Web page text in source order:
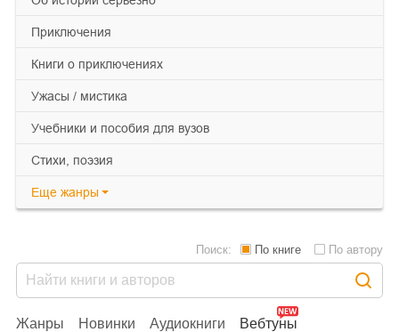
приключения
книги о приключениях
ужасы / мистика
учебники и пособия для вузов
cтихи, поэзия
Еще жанры
Жанры Новинки Аудиокниги
Вебтуны
Поиск: По книге По автору